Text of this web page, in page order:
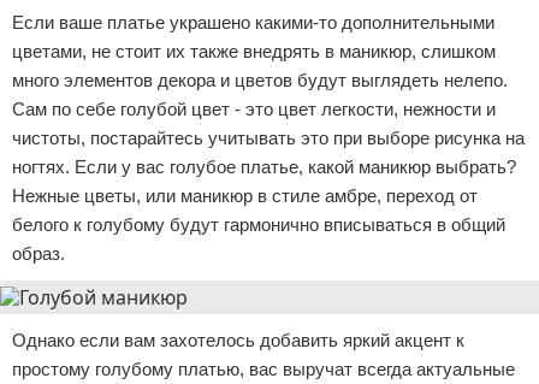
Если ваше платье украшено какими-то дополнительными
цветами, не стоит их также внедрять в маникюр, слишком
много элементов декора и цветов будут выглядеть нелепо.
Сам по себе голубой цвет - это цвет легкости, нежности и
чистоты, постарайтесь учитывать это при выборе рисунка на
ногтях. Если у вас голубое платье, какой маникюр выбрать?
Нежные цветы, или маникюр в стиле амбре, переход от
белого к голубому будут гармонично вписываться в общий
образ.
Однако если вам захотелось добавить яркий акцент к
простому голубому платью, вас выручат всегда актуальные